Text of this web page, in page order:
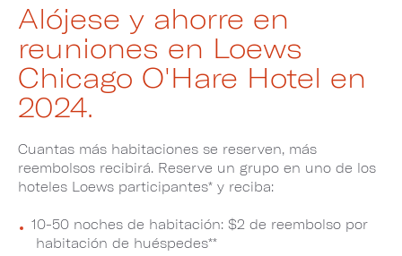
Alójese y ahorre en
reuniones en Loews
Chicago O'Hare Hotel en
2024.
Cuantas más habitaciones se reserven, más
reembolsos recibirá. Reserve un grupo en uno de los
hoteles Loews participantes* y reciba:
10-50 noches de habitación: $2 de reembolso por
habitación de huéspedes**